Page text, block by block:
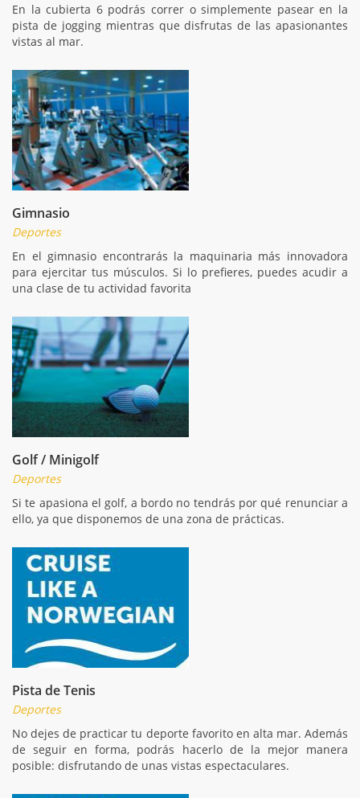
En la cubierta 6 podrás correr o simplemente pasear en la
pista de jogging mientras que disfrutas de las apasionantes
vistas al mar.
Gimnasio
Deportes
En el gimnasio encontrarás la maquinaria más innovadora
para ejercitar tus músculos. Si lo prefieres, puedes acudir a
una clase de tu actividad favorita
Golf / Minigolf
Deportes
Si te apasiona el golf, a bordo no tendrás por qué renunciar a
ello, ya que disponemos de una zona de prácticas.
Pista de Tenis
Deportes
No dejes de practicar tu deporte favorito en alta mar. Además
de seguir en forma, podrás hacerlo de la mejor manera
posible: disfrutando de unas vistas espectaculares.